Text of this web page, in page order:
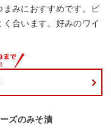
みにおすすめです。ビ
合います。好みのワイ
ズのみそ漬